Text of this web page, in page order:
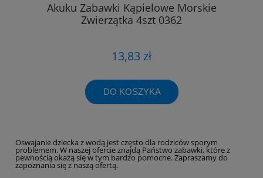
Akuku Zabawki Kąpielowe Morskie
Zwierzątka 4szt 0362
13,83 zł
DO KOSZYKA
Oswajanie dziecka z wodą jest często dla rodziców sporym
problemem. W naszej ofercie znajdą Państwo zabawki, które z
pewnością okażą się w tym bardzo pomocne. Zapraszamy do
zapoznania się z naszą ofertą.